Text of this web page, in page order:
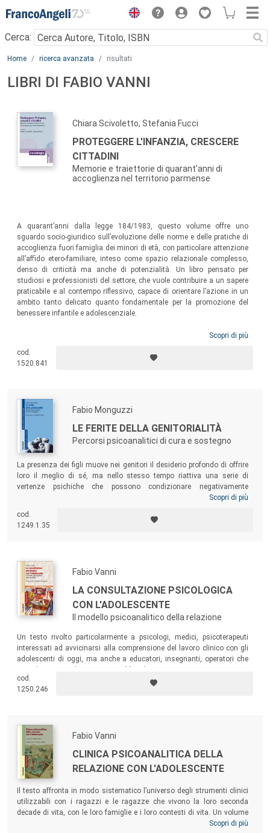
Menu
Cerca:
Main content
Home ricerca avanzata risultati
LIBRI DI FABIO VANNI
Chiara Scivoletto, Stefania Fucci
PROTEGGERE L'INFANZIA, CRESCERE
CITTADINI
Memorie e traiettorie di quarant'anni di
accoglienza nel territorio parmense
A quarant’anni dalla legge 184/1983, questo volume offre uno
sguardo socio-giuridico sull’evoluzione delle norme e delle pratiche di
accoglienza fuori famiglia dei minori di età, con particolare attenzione
all’affido etero-familiare, inteso come spazio relazionale complesso,
denso di criticità ma anche di potenzialità. Un libro pensato per
studiosi e professionisti del settore, che vuole contribuire a un sapere
praticabile e al contempo riflessivo, capace di orientare l’azione in un
ambito tanto delicato quanto fondamentale per la promozione del
benessere infantile e adolescenziale.
Scopri di più
cod.
1520.841
Fabio Monguzzi
LE FERITE DELLA GENITORIALITÀ
Percorsi psicoanalitici di cura e sostegno
La presenza dei figli muove nei genitori il desiderio profondo di offrire
loro il meglio di sé, ma nello stesso tempo riattiva una serie di
vertenze psichiche che possono condizionare negativamente
l’espressione del proprio amore genitoriale. Un volume per coloro che,
chi, pur non lavorando direttamente sulla genitorialità, desidera
comprenderne le dinamiche, i processi e i percorsi di cura.
Scopri di più
cod.
1249.1.35
Fabio Vanni
LA CONSULTAZIONE PSICOLOGICA
CON L'ADOLESCENTE
Il modello psicoanalitico della relazione
Un testo rivolto particolarmente a psicologi, medici, psicoterapeuti
interessati ad avvicinarsi alla comprensione del lavoro clinico con gli
adolescenti di oggi, ma anche a educatori, insegnanti, operatori che
cod.
1250.246
Fabio Vanni
CLINICA PSICOANALITICA DELLA
RELAZIONE CON L'ADOLESCENTE
Il testo affronta in modo sistematico l’universo degli strumenti clinici
utilizzabili con i ragazzi e le ragazze che vivono la loro seconda
decade di vita, con le loro famiglie e i loro contesti di vita. Un volume
per psicologi, medici e psicoterapeuti interessati ad avvicinarsi alla
Scopri di più